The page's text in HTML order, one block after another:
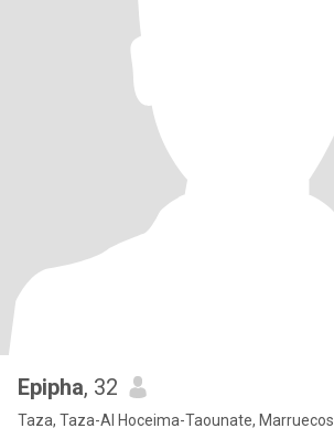
Epipha, 32
Taza, Taza-Al Hoceima-Taounate, Marruecos